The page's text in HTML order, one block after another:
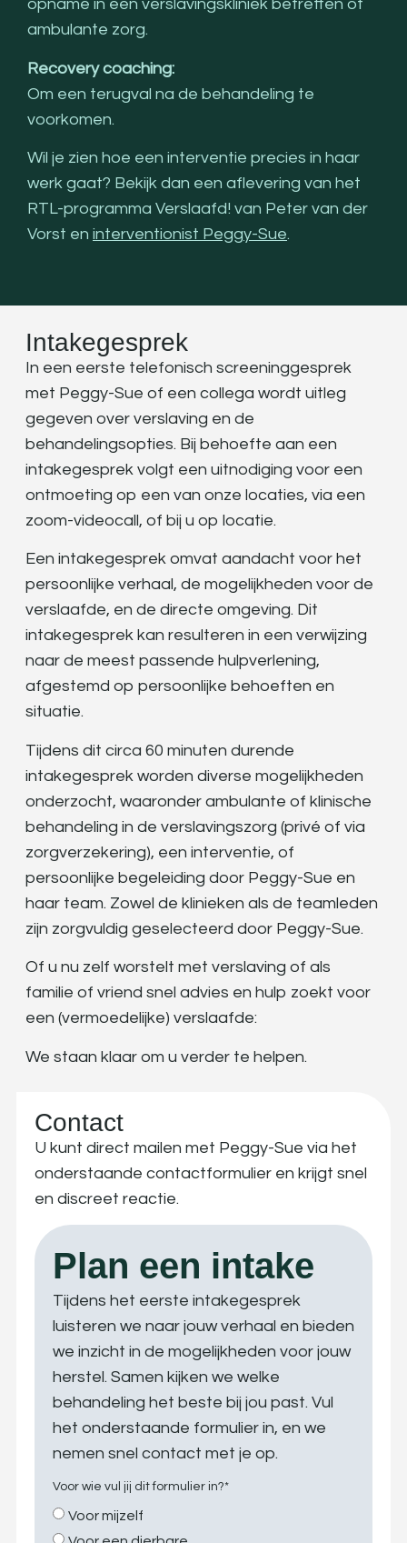
opname in een verslavingskliniek betreffen of
ambulante zorg.
Recovery coaching:
Om een terugval na de behandeling te
voorkomen.
Wil je zien hoe een interventie precies in haar
werk gaat? Bekijk dan een aflevering van het
RTL-programma Verslaafd! van Peter van der
Vorst en interventionist Peggy-Sue.
Intakegesprek
In een eerste telefonisch screeninggesprek
met Peggy-Sue of een collega wordt uitleg
gegeven over verslaving en de
behandelingsopties. Bij behoefte aan een
intakegesprek volgt een uitnodiging voor een
ontmoeting op een van onze locaties, via een
zoom-videocall, of bij u op locatie.
Een intakegesprek omvat aandacht voor het
persoonlijke verhaal, de mogelijkheden voor de
verslaafde, en de directe omgeving. Dit
intakegesprek kan resulteren in een verwijzing
naar de meest passende hulpverlening,
afgestemd op persoonlijke behoeften en
situatie.
Tijdens dit circa 60 minuten durende
intakegesprek worden diverse mogelijkheden
onderzocht, waaronder ambulante of klinische
behandeling in de verslavingszorg (privé of via
zorgverzekering), een interventie, of
persoonlijke begeleiding door Peggy-Sue en
haar team. Zowel de klinieken als de teamleden
zijn zorgvuldig geselecteerd door Peggy-Sue.
Of u nu zelf worstelt met verslaving of als
familie of vriend snel advies en hulp zoekt voor
een (vermoedelijke) verslaafde:
We staan klaar om u verder te helpen.
Contact
U kunt direct mailen met Peggy-Sue via het
onderstaande contactformulier en krijgt snel
en discreet reactie.
Plan een intake
Tijdens het eerste intakegesprek
luisteren we naar jouw verhaal en bieden
we inzicht in de mogelijkheden voor jouw
herstel. Samen kijken we welke
behandeling het beste bij jou past. Vul
het onderstaande formulier in, en we
nemen snel contact met je op.
Voor wie vul jij dit formulier in?*
Voor mijzelf